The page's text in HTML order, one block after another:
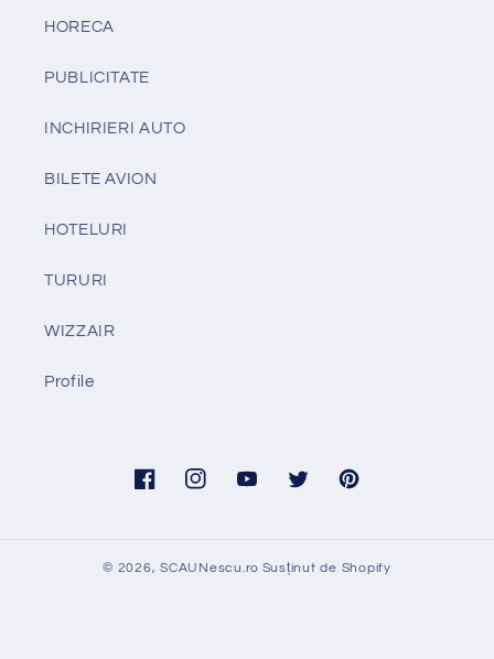
HORECA
PUBLICITATE
INCHIRIERI AUTO
BILETE AVION
HOTELURI
TURURI
WIZZAIR
Profile
FacebookInstagramYouTubeTwitter Pinterest
© 2026,SCAUNescu.ro Susținut de Shopify